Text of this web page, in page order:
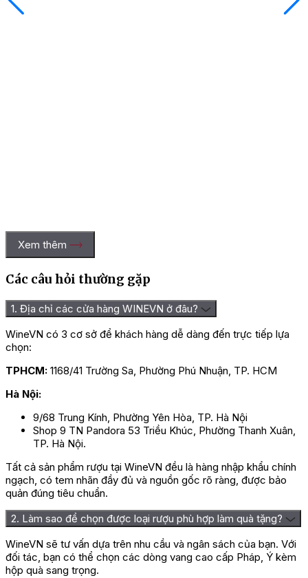
Mô Tả Hương Vị Rượu Vang Marques
De Riscal 1860 Tempranillo
Được làm nên từ bàn tay của những chuyên gia làm vang nổi
tiếng, được lên men với tỉ lệ kết hợp hoàn hảo của các giống
nho 2018 truyền thống gồm 85% Tempranillo và 15% Merlot,
Syrah, rượu đã thể hiện trọn vẹn tất cả những vẻ đẹp tinh túy và
nổi bật, đại diện cho vẻ đẹp trẻ trung và hiện đại của dòng
Rượu để lại ấn tượng trong lòng mỗi thực khách ngay từ ánh
nhìn đầu tiên về màu đỏ ánh tím quyến rũ, rất bí ấn và hấp dẫn.
Thêm vào đó, thực khách không khỏi bị thu hút với chất vang
thơm ngọt, tươi mới của trái cây chín đỏ, sô cô la, thảo mộc và
Xem thêm
Các câu hỏi thường gặp
1. Địa chỉ các cửa hàng WINEVN ở đâu?
WineVN có 3 cơ sở để khách hàng dễ dàng đến trực tiếp lựa
chọn:
TPHCM: 1168/41 Trường Sa, Phường Phú Nhuận, TP. HCM
Hà Nội:
9/68 Trung Kính, Phường Yên Hòa, TP. Hà Nội
Shop 9 TN Pandora 53 Triều Khúc, Phường Thanh Xuân,
TP. Hà Nội.
Tất cả sản phẩm rượu tại WineVN đều là hàng nhập khẩu chính
ngạch, có tem nhãn đầy đủ và nguồn gốc rõ ràng, được bảo
quản đúng tiêu chuẩn.
2. Làm sao để chọn được loại rượu phù hợp làm quà tặng?
WineVN sẽ tư vấn dựa trên nhu cầu và ngân sách của bạn. Với
đối tác, bạn có thể chọn các dòng vang cao cấp Pháp, Ý kèm
hộp quà sang trọng.